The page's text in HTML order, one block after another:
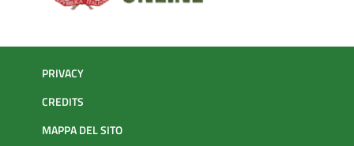
PRIVACY
CREDITS
MAPPA DEL SITO